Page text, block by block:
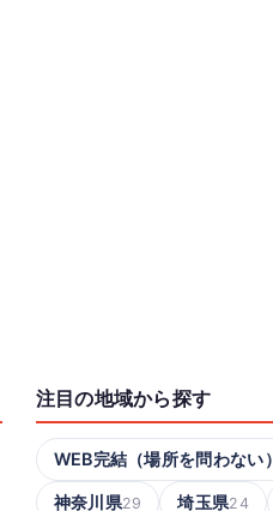
注目の地域から探す
WEB完結（場所を問わない）
神奈川県29 埼玉県24